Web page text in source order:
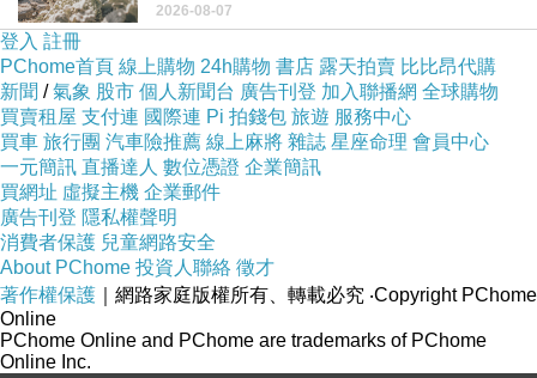
商品網址:
品號：3152129
不是我的工作啊。 真
2026-08-07
登入 註冊
PChome首頁 線上購物 24h購物 書店 露天拍賣 比比昂代購
新聞 /氣象 股市 個人新聞台 廣告刊登 加入聯播網 全球購物
買賣租屋 支付連 國際連 Pi 拍錢包 旅遊 服務中心
買車 旅行團 汽車險推薦 線上麻將 雜誌 星座命理 會員中心
一元簡訊 直播達人 數位憑證 企業簡訊
買網址 虛擬主機 企業郵件
廣告刊登 隱私權聲明
消費者保護 兒童網路安全
About PChome 投資人聯絡 徵才
著作權保護 ｜網路家庭版權所有、轉載必究 ‧Copyright PChome
Online
PChome Online and PChome are trademarks of PChome
Online Inc.